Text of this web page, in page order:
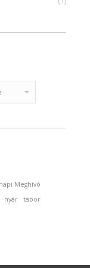
Meghívó
nyár tábor